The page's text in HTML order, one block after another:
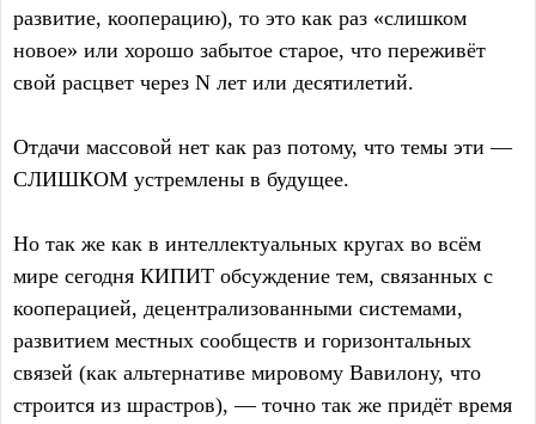
развитие, кооперацию), то это как раз «слишком
новое» или хорошо забытое старое, что переживёт
свой расцвет через N лет или десятилетий.
Отдачи массовой нет как раз потому, что темы эти —
СЛИШКОМ устремлены в будущее.
Но так же как в интеллектуальных кругах во всём
мире сегодня КИПИТ обсуждение тем, связанных с
кооперацией, децентрализованными системами,
развитием местных сообществ и горизонтальных
связей (как альтернативе мировому Вавилону, что
строится из шрастров), — точно так же придёт время